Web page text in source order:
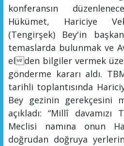
konferansın
Hükümet, Hariciye
(Tengirşek) Bey'in
temaslarda bulunmak ve
elden bilgiler vermek
gönderme kararı aldı.
tarihli toplantısında
Bey gezinin gerekçesini
açıkladı:“Millî davamızı
Meclisi namına onun Ha
doğrudan doğruya